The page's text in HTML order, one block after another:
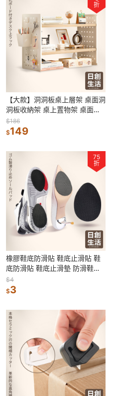
折
【大款】洞洞板桌上層架 桌面洞
洞板收納架 桌上置物架 桌面置
物架 書架 桌上收納架 書桌架 展
示架
$186
$149
75
折
橡膠鞋底防滑貼 鞋底止滑貼 鞋
底防滑貼 鞋底止滑墊 防滑鞋底
止滑貼片 橡膠止滑墊 鞋底防滑
$4
$3